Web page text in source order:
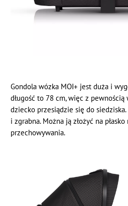
Gondola wózka MOI+ jest duża i
długość to 78 cm, więc z pewnością
dziecko przesiądzie się do
i zgrabna. Można ją złożyć na
przechowywania.